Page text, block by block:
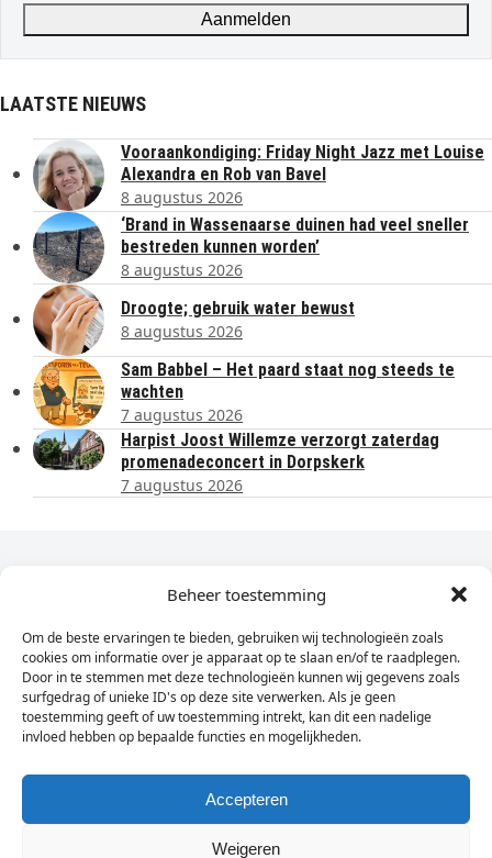
Beheer toestemming
Om de beste ervaringen te bieden, gebruiken wij technologieën zoals
cookies om informatie over je apparaat op te slaan en/of te raadplegen.
Door in te stemmen met deze technologieën kunnen wij gegevens zoals
surfgedrag of unieke ID's op deze site verwerken. Als je geen
toestemming geeft of uw toestemming intrekt, kan dit een nadelige
invloed hebben op bepaalde functies en mogelijkheden.
Accepteren
Weigeren
Aanmelden
LAATSTE NIEUWS
Vooraankondiging: Friday Night Jazz met Louise
Alexandra en Rob van Bavel
8 augustus 2026
‘Brand in Wassenaarse duinen had veel sneller
bestreden kunnen worden’
8 augustus 2026
Droogte; gebruik water bewust
8 augustus 2026
Sam Babbel – Het paard staat nog steeds te
wachten
7 augustus 2026
Harpist Joost Willemze verzorgt zaterdag
promenadeconcert in Dorpskerk
7 augustus 2026
Dagelijks het laatste nieuws in je e-mail?
Vul
hier
je
e-
mailadres
in
Sign Up